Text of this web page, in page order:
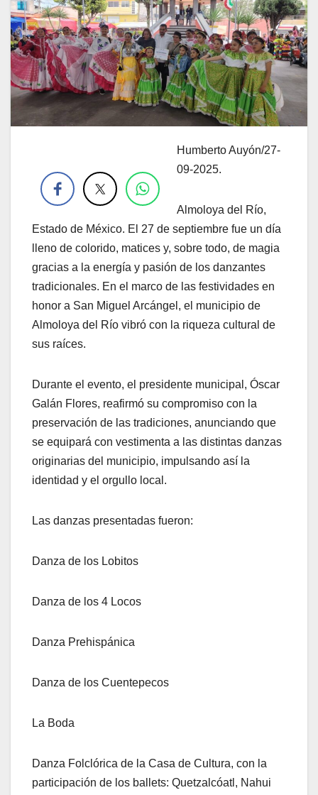
Humberto Auyón/27-
09-2025.
Almoloya del Río,
Estado de México. El 27 de septiembre fue un día
lleno de colorido, matices y, sobre todo, de magia
gracias a la energía y pasión de los danzantes
tradicionales. En el marco de las festividades en
honor a San Miguel Arcángel, el municipio de
Almoloya del Río vibró con la riqueza cultural de
sus raíces.
Durante el evento, el presidente municipal, Óscar
Galán Flores, reafirmó su compromiso con la
preservación de las tradiciones, anunciando que
se equipará con vestimenta a las distintas danzas
originarias del municipio, impulsando así la
identidad y el orgullo local.
Las danzas presentadas fueron:
Danza de los Lobitos
Danza de los 4 Locos
Danza Prehispánica
Danza de los Cuentepecos
La Boda
Danza Folclórica de la Casa de Cultura, con la
participación de los ballets: Quetzalcóatl, Nahui